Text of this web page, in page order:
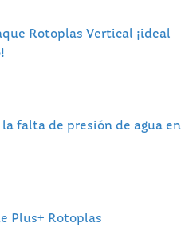
Rotoplas Vertical ¡ideal
la falta de presión de agua en
Plus+ Rotoplas